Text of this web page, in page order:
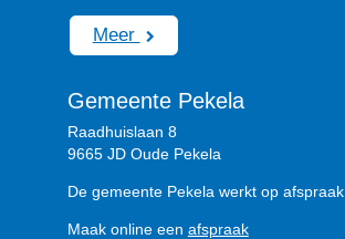
Meer
Gemeente Pekela
Raadhuislaan 8
9665 JD Oude Pekela
De gemeente Pekela werkt op afspraak.
Maak online een afspraak